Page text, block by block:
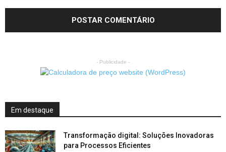
- Publicidade -
Em destaque
Transformação digital: Soluções Inovadoras
para Processos Eficientes